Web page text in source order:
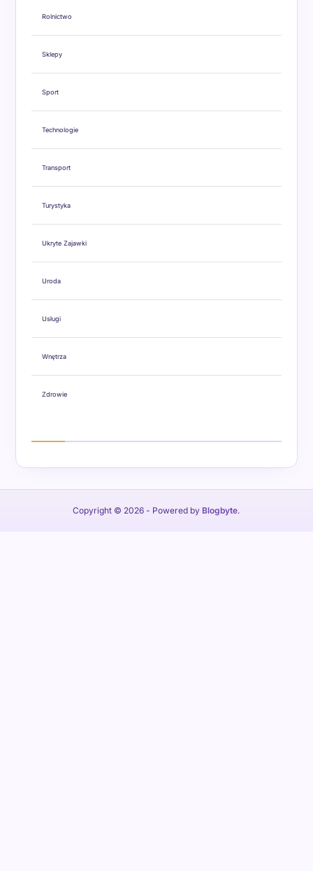
Rolnictwo
Sklepy
Sport
Technologie
Transport
Turystyka
Ukryte Zajawki
Uroda
Usługi
Wnętrza
Zdrowie
Copyright © 2026 - Powered by Blogbyte.